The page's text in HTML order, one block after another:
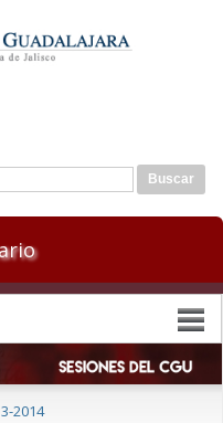
de búsqueda
2014